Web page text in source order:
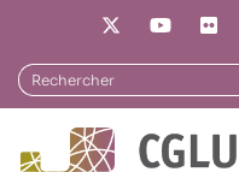
contenu
principal
Rechercher